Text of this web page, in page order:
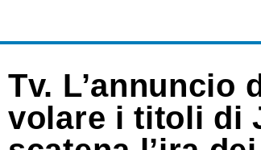
Tv. L’annuncio
volare i titoli di